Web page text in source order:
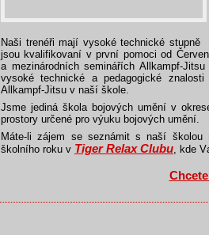
Naši trenéři mají vysoké technické
jsou kvalifikovaní v první pomoci od
a mezinárodních seminářích Allkampf-
vysoké technické a pedagogické
Allkampf-Jitsu v naší škole.
Jsme jediná škola bojových umění v
prostory určené pro výuku bojových umění.
Máte-li zájem se seznámit s naší
školního roku v Tiger Relax Clubu, kde